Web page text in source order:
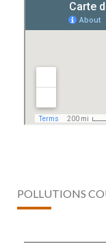
POLLUTIONS